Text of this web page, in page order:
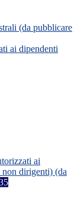
(da pubblicare
ai dipendenti
ai
dirigenti) (da